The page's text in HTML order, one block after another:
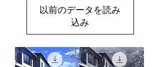
以前のデータを読み
込み